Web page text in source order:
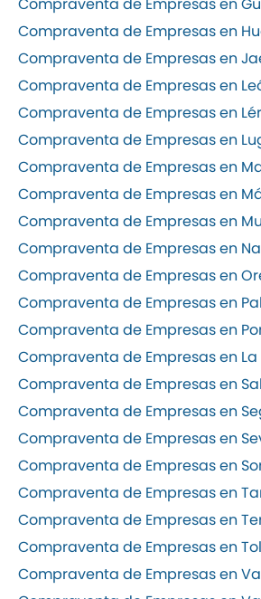
Compraventa de Empresas en
Compraventa de Empresas en
Compraventa de Empresas en
Compraventa de Empresas en
Compraventa de Empresas en
Compraventa de Empresas en
Compraventa de Empresas en
Compraventa de Empresas en
Compraventa de Empresas en
Compraventa de Empresas en
Compraventa de Empresas en
Compraventa de Empresas en
Compraventa de Empresas en La
Compraventa de Empresas en
Compraventa de Empresas en
Compraventa de Empresas en
Compraventa de Empresas en
Compraventa de Empresas en
Compraventa de Empresas en
Compraventa de Empresas en
Compraventa de Empresas en